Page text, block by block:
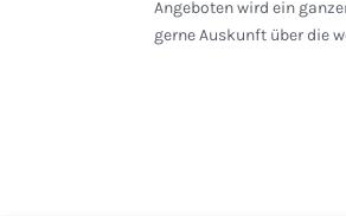
Angeboten wird ein
gerne Auskunft über die